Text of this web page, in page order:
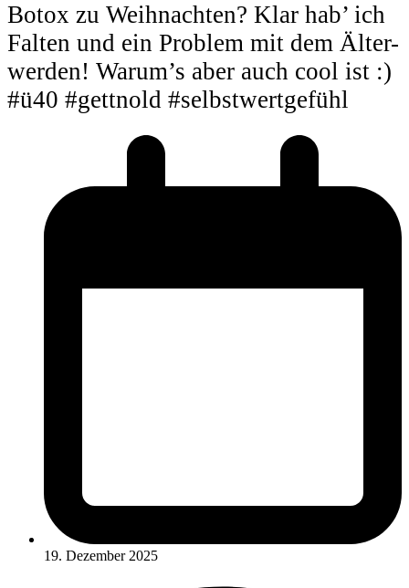
Botox zu Weihnachten? Klar hab’ ich
Falten und ein Problem mit dem Älter-
werden! Warum’s aber auch cool ist :)
#ü40 #gettnold #selbstwertgefühl
19. Dezember 2025